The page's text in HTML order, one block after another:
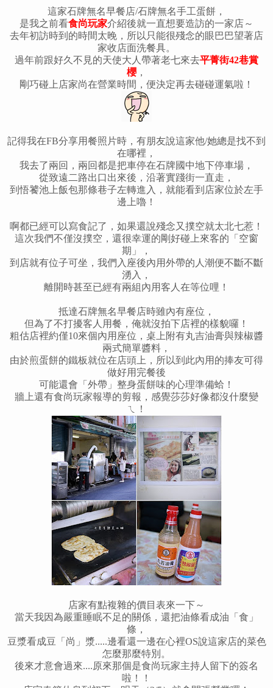
這家石牌無名早餐店/石牌無名手工蛋餅，
是我之前看食尚玩家介紹後就一直想要造訪的一家店～
去年初訪時到的時間太晚，所以只能很殘念的眼巴巴望著店
家收店面洗餐具。
過年前跟好久不見的天使大人帶著老七來去平菁街42巷賞
櫻，
剛巧碰上店家尚在營業時間，便決定再去碰碰運氣啦！
記得我在FB分享用餐照片時，有朋友說這家他/她總是找不到
在哪裡，
我去了兩回，兩回都是把車停在石牌國中地下停車場，
從致遠二路出口出來後，沿著實踐街一直走，
到悟饕池上飯包那條巷子左轉進入，就能看到店家位於左手
邊上嚕！
啊都已經可以寫食記了，如果還說殘念又撲空就太北七惹！
這次我們不僅沒撲空，還很幸運的剛好碰上來客的「空窗
期」，
到店就有位子可坐， 我們入座後內用外帶的人潮便不斷不斷
湧入，
離開時甚至已經有兩組內用客人在等位哩！
抵達石牌無名早餐店時雖內有座位，
但為了不打擾客人用餐，俺就沒拍下店裡的樣貌囉！
粗估店裡約僅10來個內用座位，桌上附有丸吉油膏與辣椒醬
兩式簡單醬料，
由於煎蛋餅的鐵板就位在店頭上，所以到此內用的捧友可得
做好用完餐後
可能還會「外帶」整身蛋餅味的心理準備蛤！
牆上還有食尚玩家報導的剪報，感覺莎莎好像都沒什麼變
ㄟ！
店家有點複雜的價目表來一下～
當天我因為嚴重睡眠不足的關係，還把油條看成油「食」
條，
豆漿看成豆「尚」漿.....邊看還一邊在心裡OS說這家店的菜色
怎麼那麼特別。
後來才意會過來....原來那個是食尚玩家主持人留下的簽名
啦！！